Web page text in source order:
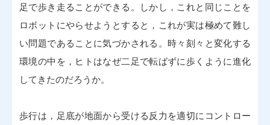
足で歩き走ることができる。しかし，これと同じことを
ロボットにやらせようとすると，これが実は極めて難し
い問題であることに気づかされる。時々刻々と変化する
環境の中を，ヒトはなぜ二足で転ばずに歩くように進化
してきたのだろうか。
歩行は，足底が地面から受ける反力を適切にコントロー